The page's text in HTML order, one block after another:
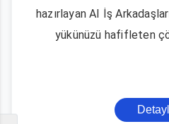
hazırlayan AI İş
yükünüzü hafifleten